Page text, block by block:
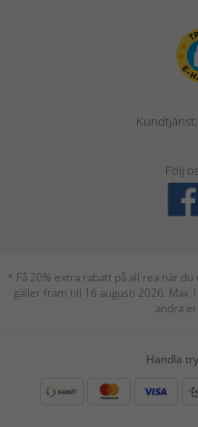
Följ
* Få 20% extra rabatt på all rea när
gäller fram till 16 augusti 2026. Max
andra
Handla